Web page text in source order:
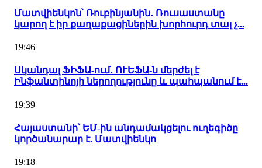
Մատվիենկոն՝ Ռուբինյանին․ Ռուսաստանը
կարող է իր քաղաքացիներին խորհուրդ տալ չ...
19:46
Սկանդալ ՖԻՖԱ-ում․ ՈՒԵՖԱ-ն մերժել է
Ինֆանտինոյի ներողությունը և պահպանում է...
19:39
Հայաստանի՝ ԵՄ-ին անդամակցելու ուղեգիծը
կործանարար է. Մատվիենկո
19:18